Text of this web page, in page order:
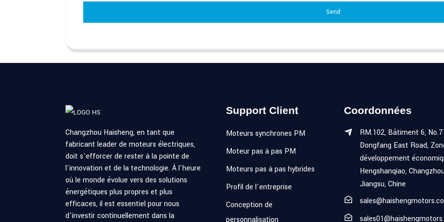
Send
Changzhou Haisheng, en tant que
fabricant leader de moteurs électriques,
doit s'efforcer de rester à la pointe de
l'innovation et de la technologie. À l'heure
où le monde évolue vers des solutions
énergétiques plus propres et plus
efficaces, il est essentiel pour nous
d'investir continuellement dans la
Support Client
Moteurs synchrones PM
Moteur pas à pas PM
Moteurs pas à pas hybrides
Profil de l'entreprise
Conception de
personnalisation
Coordonnées
RM.102, Bâtiment 6,
Dongfang East Road,
développement
Hengshanqiao,
Jiangsu, Chine